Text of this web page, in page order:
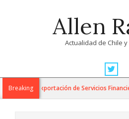
Allen
Actualidad de Chile
Navigation
MenuBreaking
para la Exportación de Servicios